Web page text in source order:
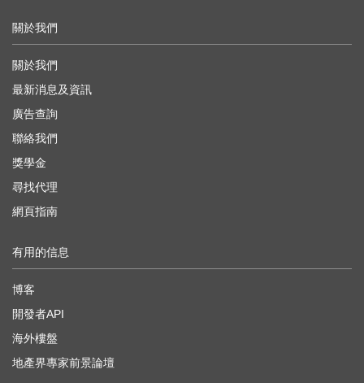
關於我們
關於我們
最新消息及資訊
廣告查詢
聯絡我們
獎學金
尋找代理
網頁指南
有用的信息
博客
開發者API
海外樓盤
地產界專家前景論壇